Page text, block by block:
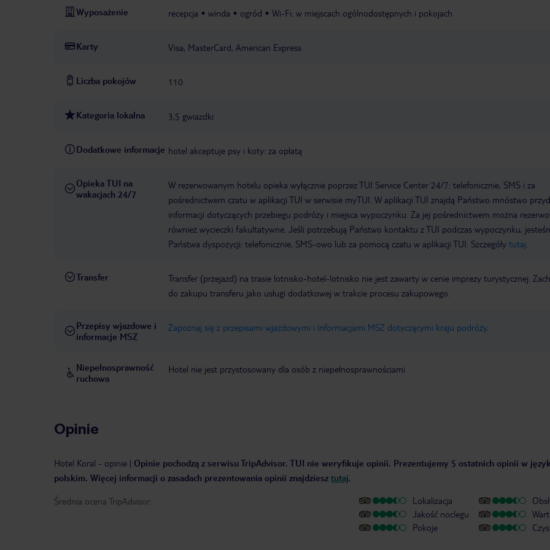
Wyposażenie recepcja winda ogród Wi-Fi: w miejscach ogólnodostępnych i pokojach
Karty Visa, MasterCard, American Express
Liczba pokojów 110
Kategoria lokalna 3,5 gwiazdki
Dodatkowe informacje hotel akceptuje psy i koty: za opłatą
Opieka TUI na
wakacjach 24/7
W rezerwowanym hotelu opieka wyłącznie poprzez TUI Service Center 24/7: telefonicznie, SMS i za
pośrednictwem czatu w aplikacji TUI w serwisie myTUI. W aplikacji TUI znajdą Państwo mnóstwo
informacji dotyczących przebiegu podróży i miejsca wypoczynku. Za jej pośrednictwem można
również wycieczki fakultatywne. Jeśli potrzebują Państwo kontaktu z TUI podczas wypoczynku,
Państwa dyspozycji: telefonicznie, SMS-owo lub za pomocą czatu w aplikacji TUI. Szczegóły tutaj
Transfer
Transfer (przejazd) na trasie lotnisko-hotel-lotnisko nie jest zawarty w cenie imprezy turystycznej.
do zakupu transferu jako usługi dodatkowej w trakcie procesu zakupowego.
Przepisy wjazdowe i
informacje MSZ
Zapoznaj się z przepisami wjazdowymi i informacjami MSZ dotyczącymi kraju podróży.
Niepełnosprawność
ruchowa
Hotel nie jest przystosowany dla osób z niepełnosprawnościami
Opinie
Hotel Koral - opinie | Opinie pochodzą z serwisu TripAdvisor. TUI nie weryfikuje opinii. Prezentujemy 5 ostatnich opinii w
polskim. Więcej informacji o zasadach prezentowania opinii znajdziesz tutaj.
Średnia ocena TripAdvisor:
Lokalizacja
Jakość noclegu
Pokoje